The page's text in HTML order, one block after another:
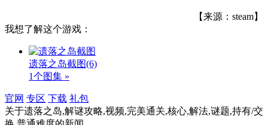
【来源：steam】
我想了解这个游戏：
遗落之岛截图(6)
1个图集 »
官网 专区 下载 礼包
关于遗落之岛,解谜攻略,视频,完美通关,核心,解法,谜题,持有/交